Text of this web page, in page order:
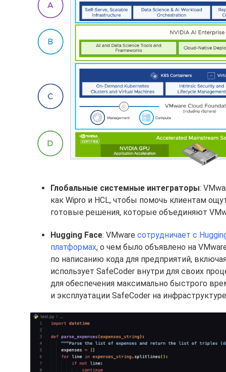
Глобальные системные интеграторы:
как Wipro и HCL, чтобы помочь клиентам
готовые решения, которые объединяют
Hugging Face: VMware сотрудничает с
платформах, о чем было объявлено на
по написанию кода для предприятий,
использует SafeCoder внутри для своих
для обеспечения максимально быстрого
и эксплуатации SafeCoder на